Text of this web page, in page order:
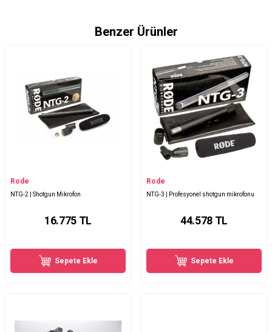
Benzer Ürünler
Rode
NTG-2 | Shotgun Mikrofon
16.775TL
Sepete Ekle
Rode
NTG-3 | Profesyonel shotgun mikrofonu
44.578TL
Sepete Ekle